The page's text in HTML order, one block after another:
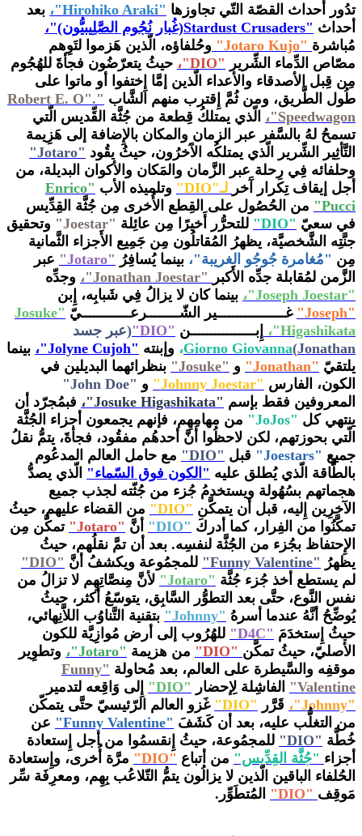
تدُور أحداث القصّة التّي تجاوزها "Hirohiko Araki"،
بعد
أحداث "Stardust Crusaders(غُبار نُجُوم الصَّلِيبيُّون)"،
مُباشرة "Jotaro Kujo"
وحُلفاؤه، الّذين هَزموا لتَوِهم
مصّاص الدِّماء الشِّرير "DIO"،
حيثُ يتعرّضُون فجأةََ للهُجُوم
مِن قِبل الأصدقاء والأعداء الّذين إمَّا إِختفوا أو ماتوا على
طُول الطَّريق، ومن ثُمَّ إِقترب منهم الشَّاب
"Robert E. O".
Speedwagon"،
الّذي يمتلكُ قِطعة من جُثَّة القِّديس الّتي
تسمحُ لهُ بالسَّفر عبر الزمان والمكان بالإِضافة إلى هَزِيمة
التَّأثِير الشِّرير الّذي يمتلكُه الآَخرُون، حيثُ يقُود "Jotaro"
وحلفائه فِي رِحلة عبر الزَّمان والمَكان والأكوان البديلة، من
أجل إيقاف تِكرار آَخر لـ"DIO" وتلميذه الأب
"Enrico
Pucci"
من الحُصُول على القِطع الأُخرى مِن جُثَّة القِدِّيس
في سعيّ "DIO" للتحرُّر أَخيرًا مِن عائِلة "Joestar"
وتحقيق
جنَّتِه الشَّخصيَّة، يظهرُ المُقاتلُون مِن جَمِيع الأَجزاء الثَّمانية
مِن "مُغامرة جُوجُو الغريبة"، بينما يُسافِرُ "Jotaro"
عبر
الزَّمن لمُقابلة جدِّه الأَكبر "Jonathan Joestar"،
وجدِّه
"Joseph Joestar"،
بينما كان لا يزالُ فِي شَبابِه، إِبن
"Joseph"
غـــــــــــــــــير الشّــــــــرعــــــــــــيّ
"Josuke
Higashikata"،
إِبــــــــــــــــن "DIO"
(عبر جسد
Jonathan)
Giorno Giovanna ، وإبنته "Jolyne Cujoh"،
بينما
يلتقيّ "Jonathan" و "Josuke"
بنظرائهما البديلين في
الكون، الفارس "Johnny Joestar" و "John Doe"
المعروفين فقط بإسم "Josuke Higashikata"،
فبمُجرّد أن
ينتهي كل "JoJos"
من مهامِهِم، فإنهم يجمعون أجزاء الجُثَّة
الّتي بحوزتهم، لكن لاحظُوا أنَّ أحدهُم مفقُود، فجأةََ، يتمُّ نقلُ
جميع "Joestars" قبل "DIO"
مع حامل العالم المدعُوم
بالطَّاقة الّذي يُطلق عليه "الكون فوق السّماء" الّذي يصدُّ
هجماتهم بسُهُولة ويستخدمُ جُزء من جُثّته لجذب جميع
الآخرِين إِليه، قبل أن يتمكَّن "DIO"
من القضاء عليهم، حيثُ
تمكَّنُوا من الفِرار، كما أدركَ "DIO" أنَّ "Jotaro"
تمكَّن مِن
الإِحتفاظ بجُزء من الجُثَّة لنفسِه. بعد أن تمَّ نقلُهم، حيثُ
يظهرُ "Funny Valentine" للمجمُوعة ويكشفُ أنَّ "DIO"
لم يستطع أخذ جُزء جُثَّة "Jotaro"
لأنَّ مِنصَّاتِهِم لا تزالُ من
نفس النَّوع، حتَّى بعد التطوُّر السَّابِق، يتوسّعُ أكثر، حيثُ
يُوضِّحُ أنَّهُ عندما أسرهُ "Johnny"
بتقنية التَّناوُب اللاَّنِهائي،
حيثُ إِستخدَمَ "D4C"
للهُرُوب إلى أرض مُوازِيَّة للكون
الأصليّ، حيثُ تمكَّن "DIO" من هزيمة "Jotaro"،
وتطوِير
موقفِه والسَّيطرة على العالم، بعد مُحاولة "
Funny
Valentine"
الفاشِلة لِإحضار "DIO"
إِلى وَاقِعه لتدمير
"
Johnny" ، قَرَّر "DIO"
غَزو العالم الرّئيسيّ حتَّى يتمكّن
من التغلُّب عليه، بعد أن كَشَفَ "
Funny Valentine"
عن
خُطَّة "DIO"
للمجمُوعة، حيثُ إِنقسمُوا من أجل إِستعادة
أجزاء "جُثَّة القِدِّيس" من أتباع "DIO"
مرَّة أُخرى، وإِستعادة
الحُلفاء الباقين الّذين لا يزالُون يتمُّ التّلاعُب بِهِم، ومعرِفَة سِّر
مَوقِف "DIO" المُتطَوِّر.